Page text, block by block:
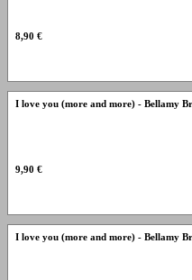
8,90 €
I love you (more and more) - Bellamy
9,90 €
I love you (more and more) - Bellamy